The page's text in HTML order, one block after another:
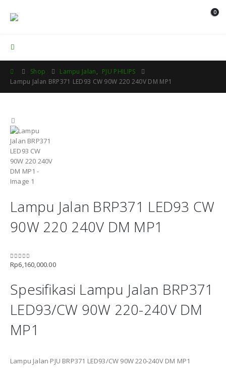
0
Shop Lampu Jalan, PJU PHILIPS
Lampu Jalan BRP371 LED93 CW 90W 220 240V DM MP1
Lampu Jalan BRP371 LED93 CW
90W 220 240V DM MP1
0out of 5
Rp6,160,000.00
Spesifikasi Lampu Jalan BRP371
LED93/CW 90W 220-240V DM
MP1
Lampu Jalan PJU BRP371 LED93/CW 90W 220-240V DM MP1